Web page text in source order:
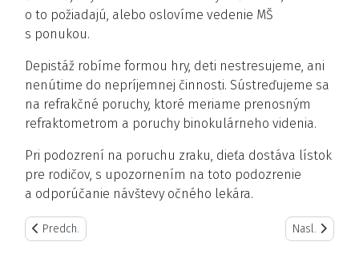
o to požiadajú, alebo oslovíme vedenie MŠ
s ponukou.
Depistáž robíme formou hry, deti nestresujeme, ani
nenútime do nepríjemnej činnosti. Sústreďujeme sa
na refrakčné poruchy, ktoré meriame prenosným
refraktometrom a poruchy binokulárneho videnia.
Pri podozrení na poruchu zraku, dieťa dostáva lístok
pre rodičov, s upozornením na toto podozrenie
a odporúčanie návštevy očného lekára.
Predchádzajúci článok: Terapie
Predch. Nasledujúci
Nasl.